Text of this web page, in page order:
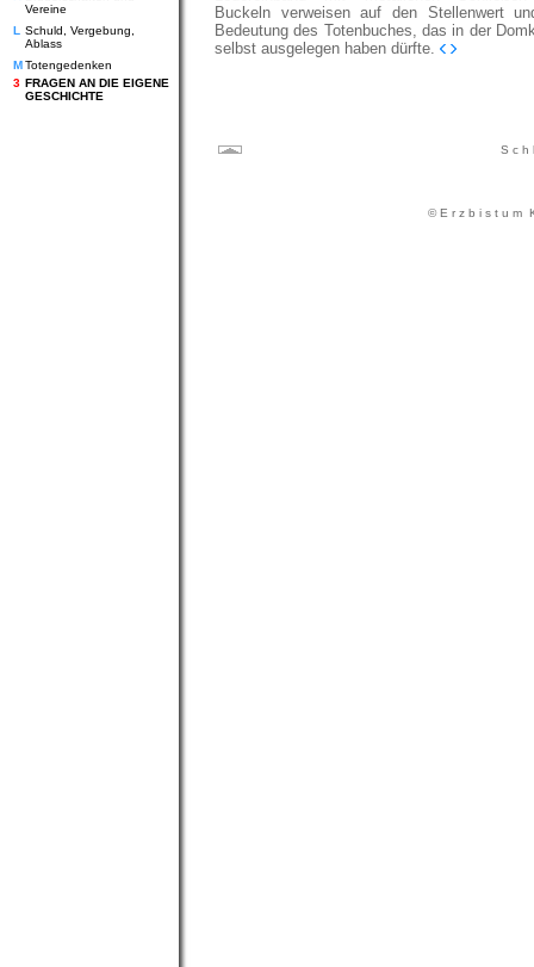
Vereine
L
Schuld, Vergebung,
Ablass
MTotengedenken
3 FRAGEN AN DIE EIGENE
GESCHICHTE
Buckeln verweisen auf den Stellenwert
Bedeutung des Totenbuches, das in der
selbst ausgelegen haben dürfte.
S c h
© E r z b i s t u m